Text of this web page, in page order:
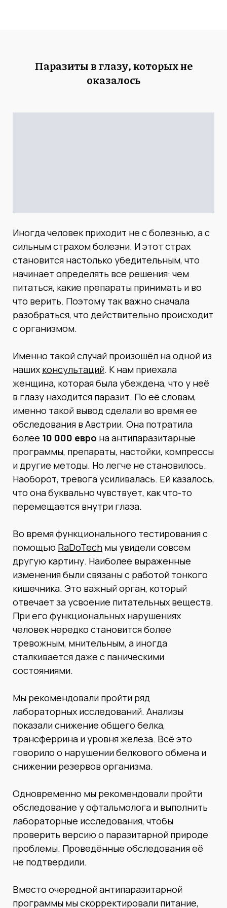
Паразиты в глазу, которых не
оказалось
Иногда человек приходит не с болезнью, а с
сильным страхом болезни. И этот страх
становится настолько убедительным, что
начинает определять все решения: чем
питаться, какие препараты принимать и во
что верить. Поэтому так важно сначала
разобраться, что действительно происходит
с организмом.
Именно такой случай произошёл на одной из
наших консультаций. К нам приехала
женщина, которая была убеждена, что у неё
в глазу находится паразит. По её словам,
именно такой вывод сделали во время ее
обследования в Австрии. Она потратила
более 10 000 евро на антипаразитарные
программы, препараты, настойки, компрессы
и другие методы. Но легче не становилось.
Наоборот, тревога усиливалась. Ей казалось,
что она буквально чувствует, как что-то
перемещается внутри глаза.
Во время функционального тестирования с
помощью RaDoTech мы увидели совсем
другую картину. Наиболее выраженные
изменения были связаны с работой тонкого
кишечника. Это важный орган, который
отвечает за усвоение питательных веществ.
При его функциональных нарушениях
человек нередко становится более
тревожным, мнительным, а иногда
сталкивается даже с паническими
состояниями.
Мы рекомендовали пройти ряд
лабораторных исследований. Анализы
показали снижение общего белка,
трансферрина и уровня железа. Всё это
говорило о нарушении белкового обмена и
снижении резервов организма.
Одновременно мы рекомендовали пройти
обследование у офтальмолога и выполнить
лабораторные исследования, чтобы
проверить версию о паразитарной природе
проблемы. Проведённые обследования её
не подтвердили.
Вместо очередной антипаразитарной
программы мы скорректировали питание,